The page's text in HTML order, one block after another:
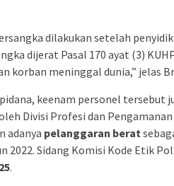
dilakukan setelah
dijerat Pasal 170 ayat (3)
korban meninggal dunia,” jelas
keenam personel tersebut
Divisi Profesi dan
adanya pelanggaran berat
2022. Sidang Komisi Kode Etik
.